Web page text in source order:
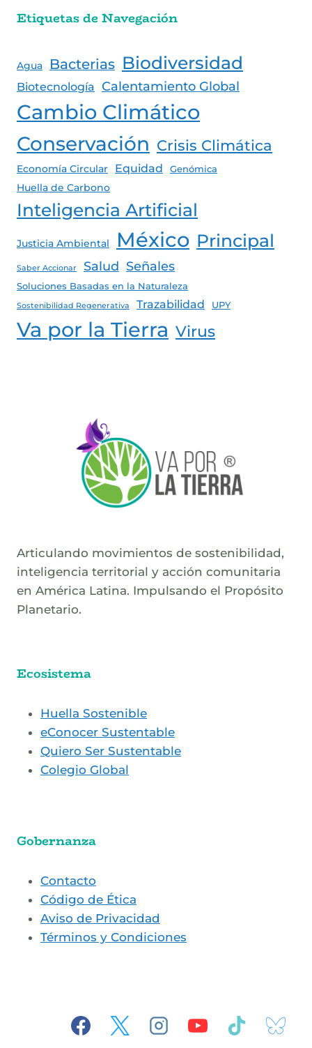
Etiquetas de Navegación
Agua Bacterias Biodiversidad
Biotecnología Calentamiento Global
Cambio Climático
Conservación Crisis Climática
Economía Circular Equidad Genómica
Huella de Carbono
Inteligencia Artificial
Justicia Ambiental México Principal
Saber Accionar Salud Señales
Soluciones Basadas en la Naturaleza
Sostenibilidad Regenerativa Trazabilidad UPY
Va por la Tierra Virus
Articulando movimientos de sostenibilidad,
inteligencia territorial y acción comunitaria
en América Latina. Impulsando el Propósito
Planetario.
Ecosistema
Huella Sostenible
eConocer Sustentable
Quiero Ser Sustentable
Colegio Global
Gobernanza
Contacto
Código de Ética
Aviso de Privacidad
Términos y Condiciones